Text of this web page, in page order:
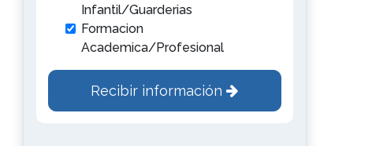
Infantil/Guarderias
Formacion
Academica/Profesional
Recibir información